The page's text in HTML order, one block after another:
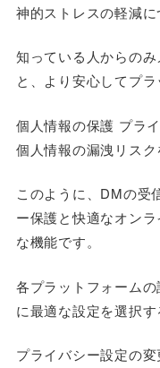
神的ストレスの軽減に
知っている人からの
と、より安心してプ
個人情報の保護 プラ
個人情報の漏洩リスク
このように、DMの受
ー保護と快適なオン
な機能です。
各プラットフォーム
に最適な設定を選択す
プライバシー設定の